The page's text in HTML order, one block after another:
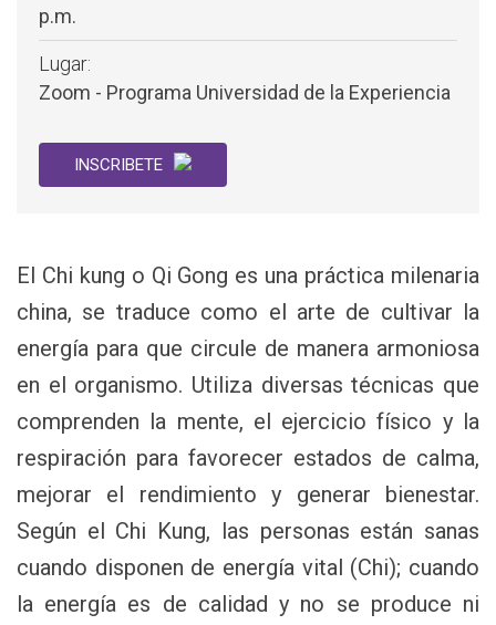
p.m.
Lugar:
Zoom - Programa Universidad de la Experiencia
INSCRIBETE
El Chi kung o Qi Gong es una práctica milenaria
china, se traduce como el arte de cultivar la
energía para que circule de manera armoniosa
en el organismo. Utiliza diversas técnicas que
comprenden la mente, el ejercicio físico y la
respiración para favorecer estados de calma,
mejorar el rendimiento y generar bienestar.
Según el Chi Kung, las personas están sanas
cuando disponen de energía vital (Chi); cuando
la energía es de calidad y no se produce ni